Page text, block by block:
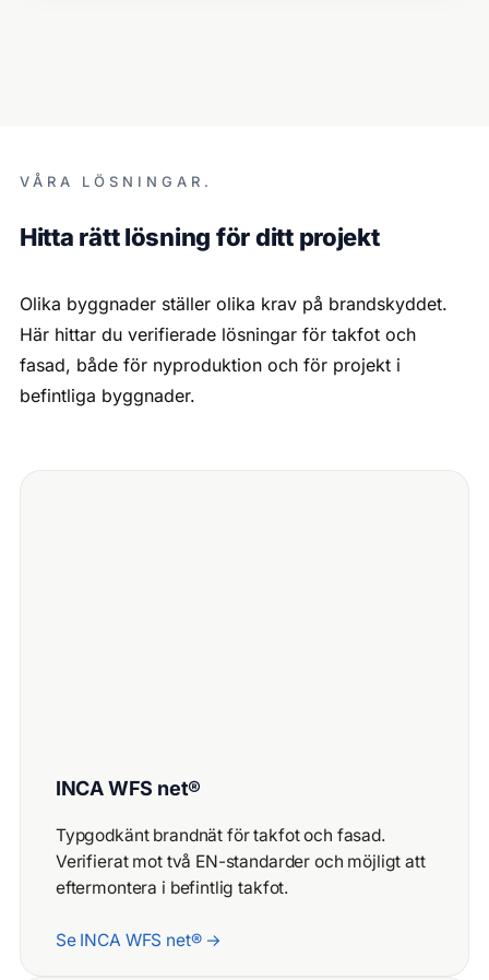
VÅRA LÖSNINGAR.
Hitta rätt lösning för ditt projekt
Olika byggnader ställer olika krav på brandskyddet.
Här hittar du verifierade lösningar för takfot och
fasad, både för nyproduktion och för projekt i
befintliga byggnader.
INCA WFS net®
Typgodkänt brandnät för takfot och fasad.
Verifierat mot två EN-standarder och möjligt att
eftermontera i befintlig takfot.
Se INCA WFS net® →